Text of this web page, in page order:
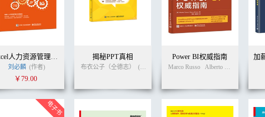
Excel人力资源管理实战宝典
刘必麟 (作者)
￥79.00
揭秘PPT真相
布衣公子（仝德志） (作者)
Power BI权威指南
Marco Russo Alberto Ferrari